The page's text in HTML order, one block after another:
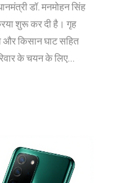
डॉ. मनमोहन सिंह
शुरू कर दी है। गृह
और किसान घाट सहित
के चयन के लिए
पहले के राष्ट्र नेताओं के
स्थापना और साइट की
की सहमति से आगे बढ़ाई